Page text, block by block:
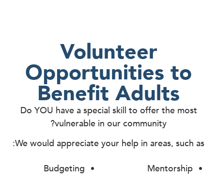
Volunteer
Opportunities to
Benefit Adults
Do YOU have a special skill to offer the most
vulnerable in our community?
We would appreciate your help in areas, such as:
Mentorship
Budgeting